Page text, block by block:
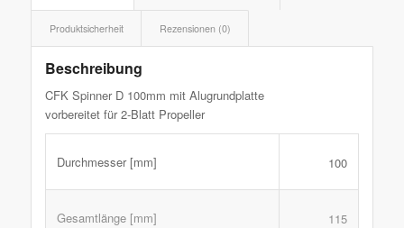
Produktsicherheit Rezensionen (0)
Beschreibung
CFK Spinner D 100mm mit Alugrundplatte
vorbereitet für 2-Blatt Propeller
Durchmesser [mm] 100
Gesamtlänge [mm] 115